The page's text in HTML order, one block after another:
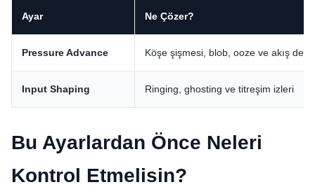
Ayar Ne Çözer?
Pressure Advance Köşe şişmesi, blob, ooze ve akış
Input Shaping Ringing, ghosting ve titreşim izleri
Bu Ayarlardan Önce Neleri
Kontrol Etmelisin?